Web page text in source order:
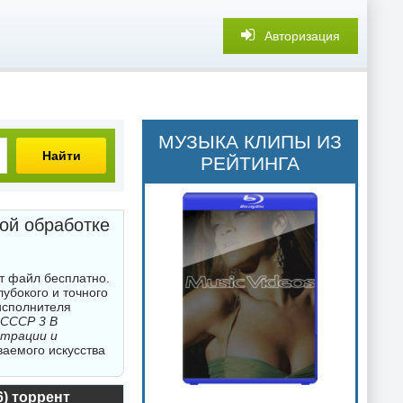
Авторизация
Найти
обработке
файл бесплатно.
и точного
СССР 3 В
и
искусства
торрент
МУЗЫКА КЛИПЫ ИЗ
РЕЙТИНГА